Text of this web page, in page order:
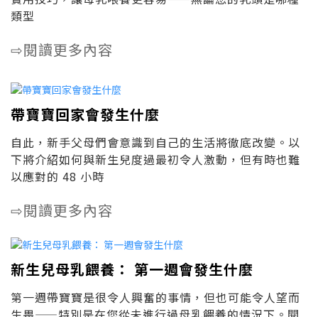
類型
⇨閱讀更多內容
帶寶寶回家會發生什麼
自此，新手父母們會意識到自己的生活將徹底改變。以
下將介紹如何與新生兒度過最初令人激動，但有時也難
以應對的 48 小時
⇨閱讀更多內容
新生兒母乳餵養： 第一週會發生什麼
第一週帶寶寶是很令人興奮的事情，但也可能令人望而